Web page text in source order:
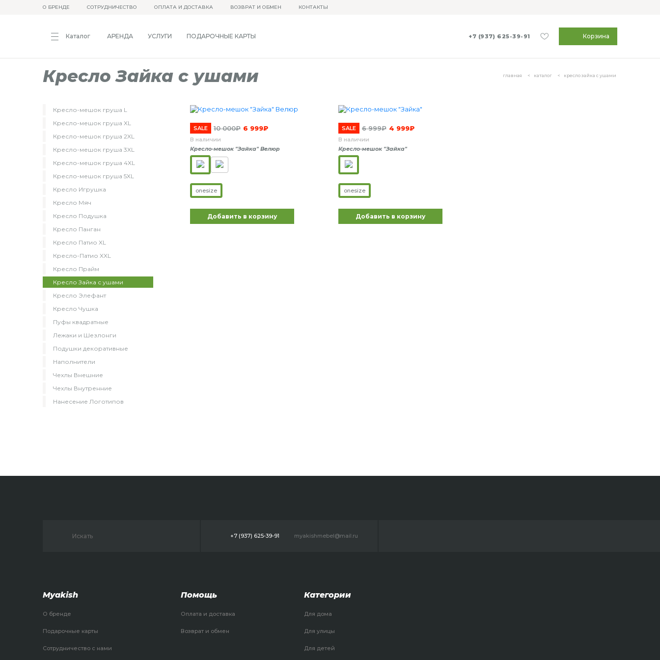
О БРЕНДЕ СОТРУДНИЧЕСТВО ОПЛАТА И ДОСТАВКА ВОЗВРАТ И ОБМЕН КОНТАКТЫ
Каталог АРЕНДА УСЛУГИ ПОДАРОЧНЫЕ КАРТЫ +7 (937) 625-39-91 Корзина
Кресло Зайка с ушами главная каталог кресло зайка с ушами
Кресло-мешок груша L
Кресло-мешок груша XL
Кресло-мешок груша 2XL
Кресло-мешок груша 3XL
Кресло-мешок груша 4XL
Кресло-мешок груша 5XL
Кресло Игрушка
Кресло Мяч
Кресло Подушка
Кресло Панган
Кресло Патио XL
Кресло-Патио XXL
Кресло Прайм
Кресло Зайка с ушами
Кресло Элефант
Кресло Чушка
Пуфы квадратные
Лежаки и Шезлонги
Подушки декоративные
Наполнители
Чехлы Внешние
Чехлы Внутренние
Нанесение Логотипов
SALE 10 000₽ 6 999₽
В наличии
Кресло-мешок "Зайка" Велюр
onesize
Добавить в корзину
SALE 6 999₽ 4 999₽
В наличии
Кресло-мешок "Зайка"
onesize
Добавить в корзину
+7 (937) 625-39-91 myakishmebel@mail.ru
Myakish
О бренде
Подарочные карты
Сотрудничество с нами
Помощь
Оплата и доставка
Возврат и обмен
Категории
Для дома
Для улицы
Для детей